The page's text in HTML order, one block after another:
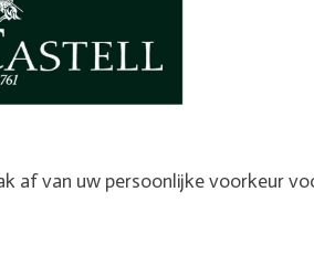
af van uw persoonlijke voorkeur